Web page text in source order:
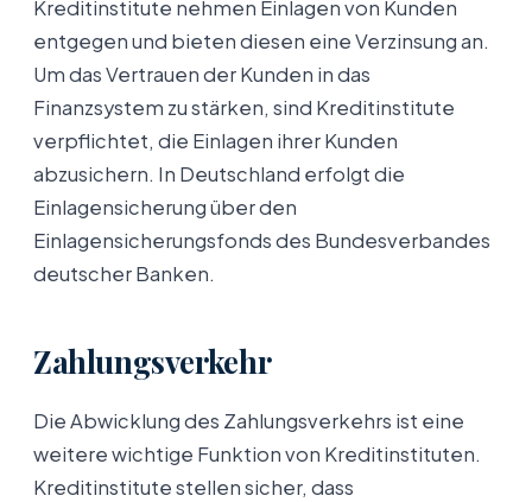
Kreditinstitute nehmen Einlagen von Kunden
entgegen und bieten diesen eine Verzinsung an.
Um das Vertrauen der Kunden in das
Finanzsystem zu stärken, sind Kreditinstitute
verpflichtet, die Einlagen ihrer Kunden
abzusichern. In Deutschland erfolgt die
Einlagensicherung über den
Einlagensicherungsfonds des Bundesverbandes
deutscher Banken.
Zahlungsverkehr
Die Abwicklung des Zahlungsverkehrs ist eine
weitere wichtige Funktion von Kreditinstituten.
Kreditinstitute stellen sicher, dass